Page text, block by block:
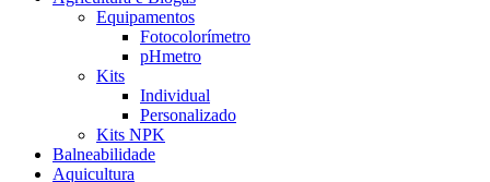
Equipamentos
Fotocolorímetro
pHmetro
Kits
Individual
Personalizado
Kits NPK
Balneabilidade
Aquicultura